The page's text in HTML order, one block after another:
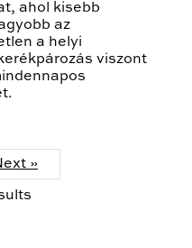
ahol kisebb
az
a helyi
viszont
»